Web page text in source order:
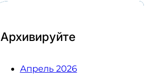
Архивируйте
Апрель 2026